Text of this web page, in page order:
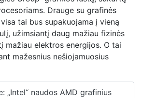
Drauge su grafinės
tai bus supakuojama į vieną
užimsiantį daug mažiau fizinės
mažiau elektros energijos. O tai
mažesnius nešiojamuosius
„Intel“ naudos AMD grafinius